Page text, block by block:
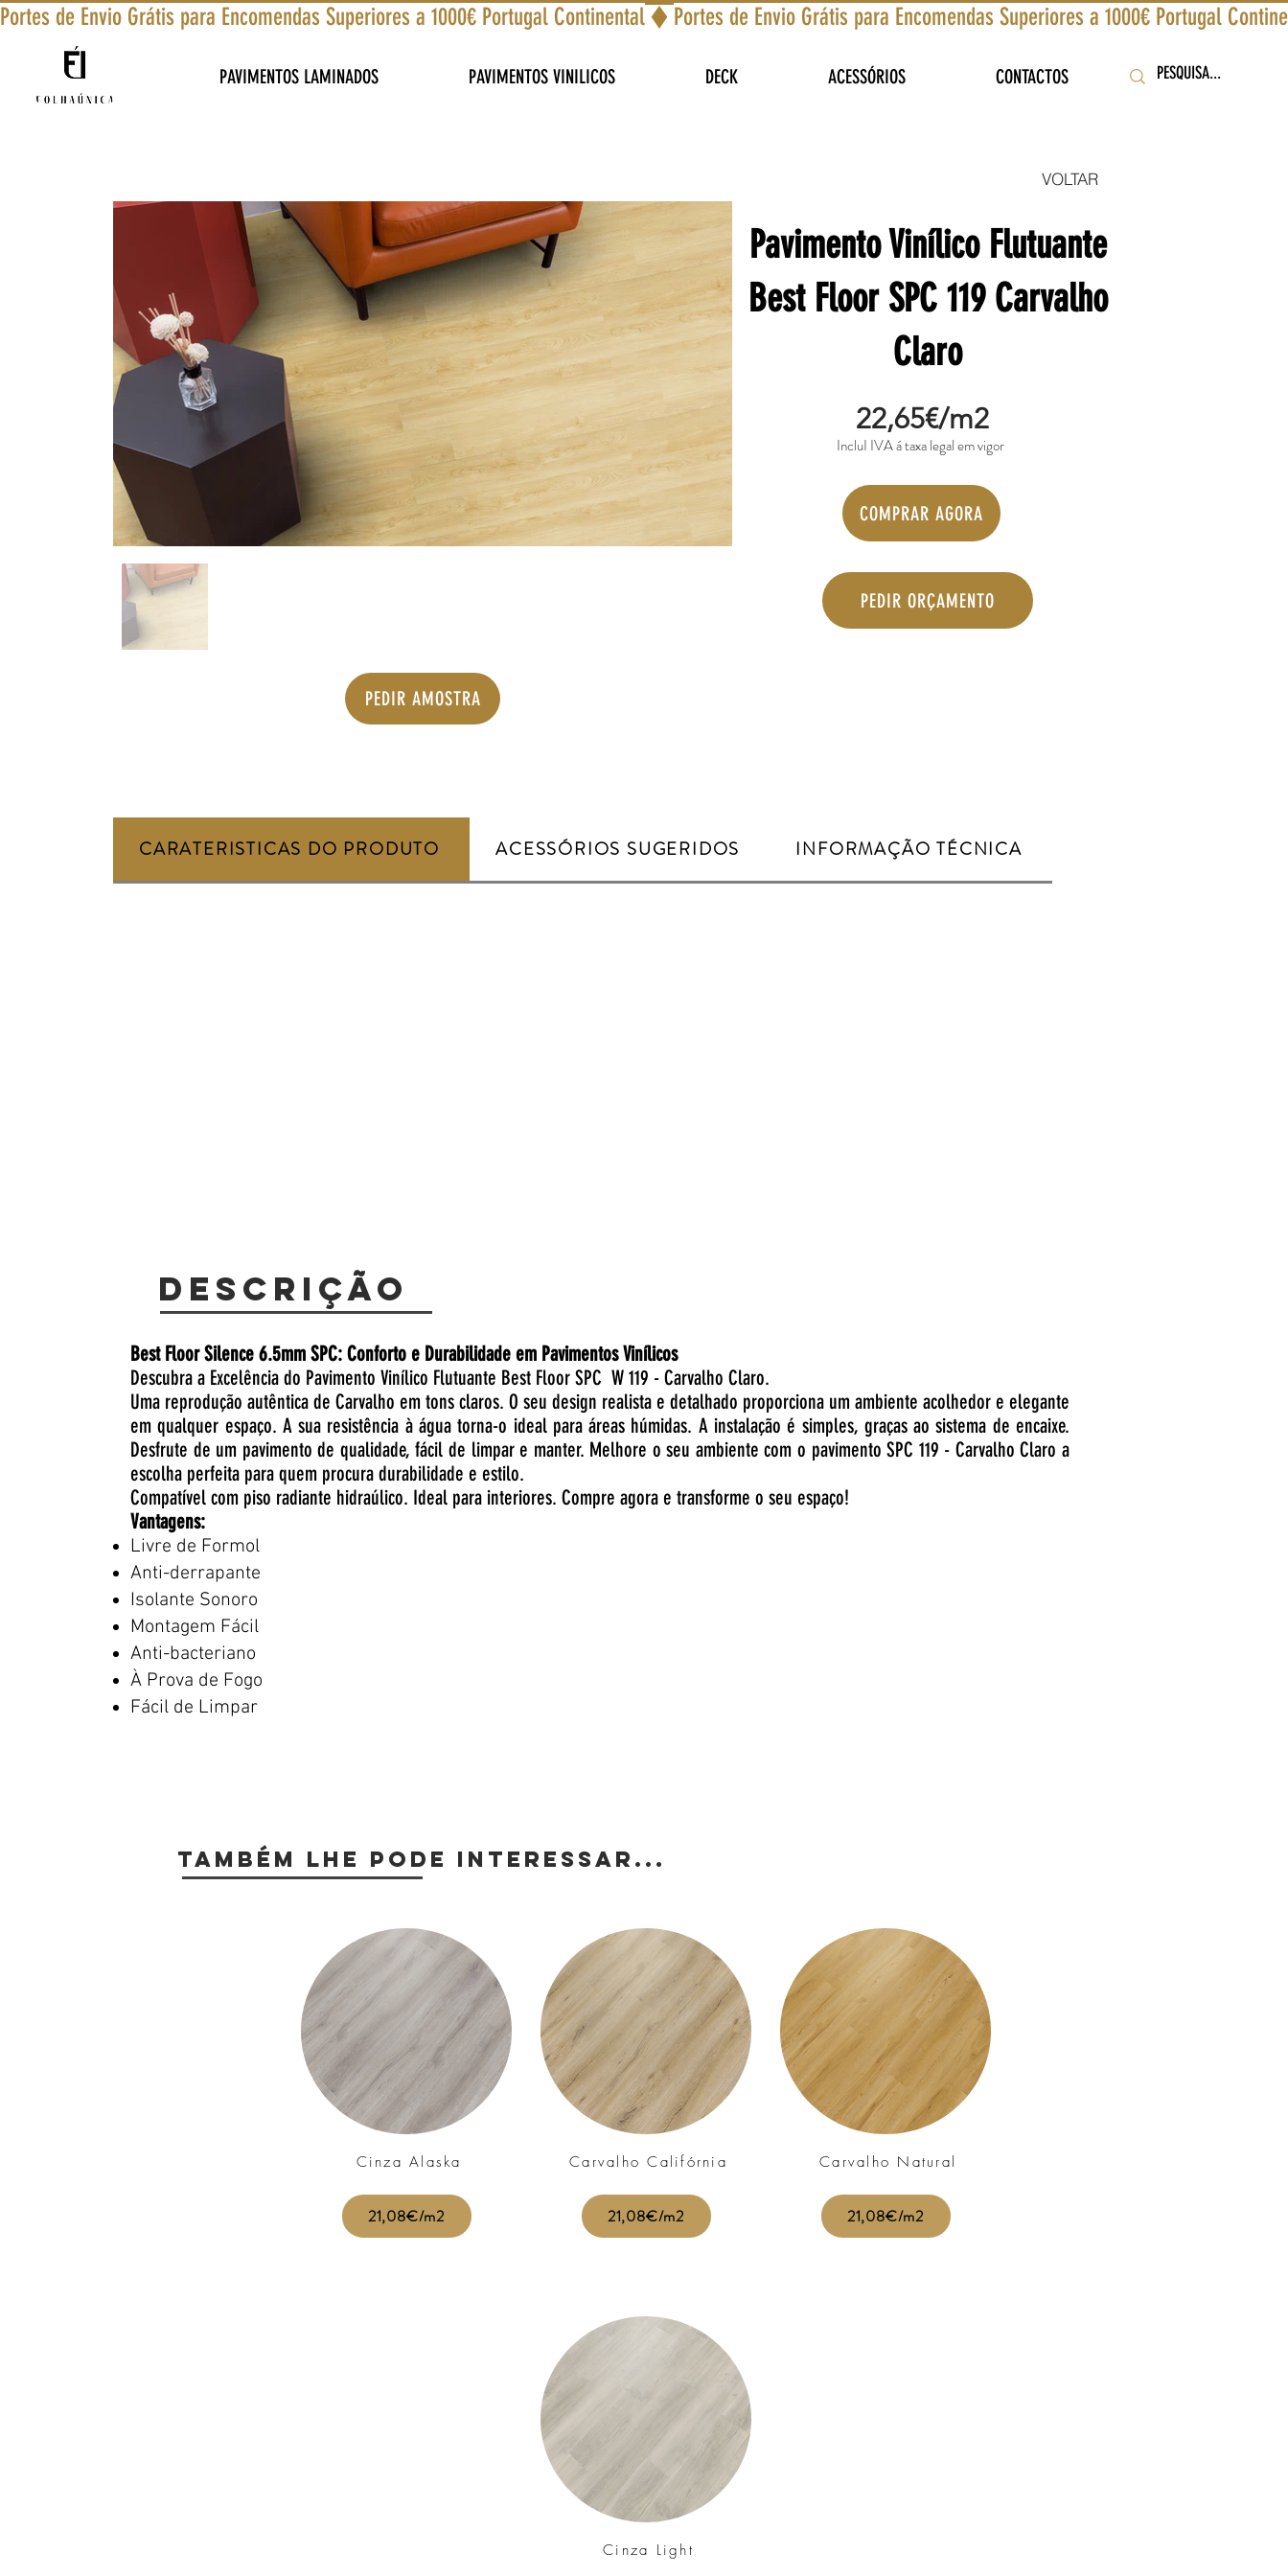
Portes de Envio Grátis para Encomendas Superiores a 1000€ Portugal Continental
PAVIMENTOS LAMINADOS PAVIMENTOS VINILICOS DECK ACESSÓRIOS CONTACTOS
VOLTAR
Pavimento Vinílico Flutuante
Best Floor SPC 119 Carvalho
Claro
22,65€/m2
IncluI IVA á taxa legal em vigor
COMPRAR AGORA
PEDIR ORÇAMENTO
PEDIR AMOSTRA
CARATERISTICAS DO PRODUTO ACESSÓRIOS SUGERIDOS INFORMAÇÃO TÉCNICA
Descrição
Best Floor Silence 6.5mm SPC: Conforto e Durabilidade em Pavimentos Vinílicos
Descubra a Excelência do Pavimento Vinílico Flutuante Best Floor SPC W 119 - Carvalho Claro.
Uma reprodução autêntica de Carvalho em tons claros. O seu design realista e detalhado proporciona um ambiente acolhedor e elegante
em qualquer espaço. A sua resistência à água torna-o ideal para áreas húmidas. A instalação é simples, graças ao sistema de encaixe.
Desfrute de um pavimento de qualidade, fácil de limpar e manter. Melhore o seu ambiente com o pavimento SPC 119 - Carvalho Claro a
escolha perfeita para quem procura durabilidade e estilo.
Compatível com piso radiante hidraúlico. Ideal para interiores. Compre agora e transforme o seu espaço!
Vantagens:
Livre de Formol
Anti-derrapante
Isolante Sonoro
Montagem Fácil
Anti-bacteriano
À Prova de Fogo
Fácil de Limpar
TAMBÉM LHE PODE INTERESSAR...
Cinza Alaska
21,08€/m2
Carvalho Califórnia
21,08€/m2
Carvalho Natural
21,08€/m2
Cinza Light